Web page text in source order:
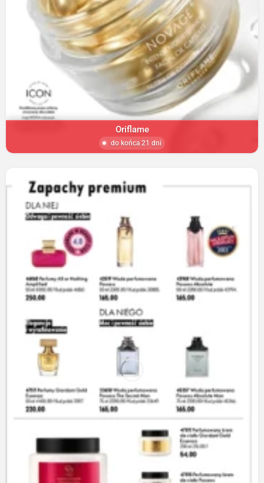
Oriflame
do końca 21 dni